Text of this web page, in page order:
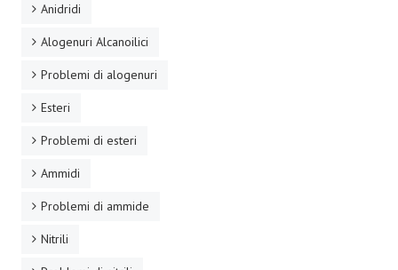
Anidridi
Alogenuri Alcanoilici
Problemi di alogenuri
Esteri
Problemi di esteri
Ammidi
Problemi di ammide
Nitrili